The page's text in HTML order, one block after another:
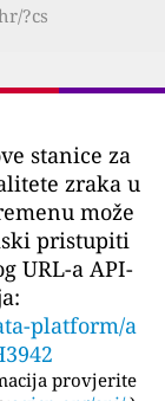
?cs
stanice za
zraka u
može
pristupiti
URL-a API-
platform/a
provjerite